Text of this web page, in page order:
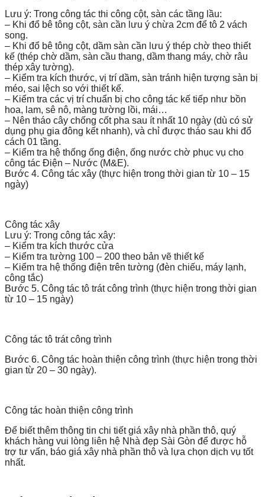
Lưu ý: Trong công tác thi công cột, sàn các tầng lầu:
– Khi đổ bê tông cột, sàn cần lưu ý chừa 2cm để tô 2 vách
song.
– Khi đổ bê tông cột, dầm sàn cần lưu ý thép chờ theo thiết
kế (thép chờ dầm, sàn cầu thang, dầm thang máy, chờ râu
thép xây tường).
– Kiểm tra kích thước, vị trí dầm, sàn tránh hiện tượng sàn bị
méo, sai lệch so với thiết kế.
– Kiểm tra các vị trí chuẩn bị cho công tác kế tiếp như bồn
hoa, lam, sê nô, màng tường lồi, mái…
– Nên tháo cây chống cốt pha sau ít nhất 10 ngày (dù có sử
dụng phụ gia đông kết nhanh), và chỉ được tháo sau khi đổ
cách 01 tầng.
– Kiểm tra hệ thống ống điện, ống nước chờ phục vụ cho
công tác Điện – Nước (M&E).
Bước 4. Công tác xây (thực hiện trong thời gian từ 10 – 15
ngày)
Công tác xây
Lưu ý: Trong công tác xây:
– Kiểm tra kích thước cửa
– Kiểm tra tường 100 – 200 theo bản vẽ thiết kế
– Kiểm tra hệ thống điện trên tường (đèn chiếu, máy lạnh,
công tắc)
Bước 5. Công tác tô trát công trình (thực hiện trong thời gian
từ 10 – 15 ngày)
Công tác tô trát công trình
Bước 6. Công tác hoàn thiện công trình (thực hiện trong thời
gian từ 20 – 30 ngày).
Công tác hoàn thiện công trình
Để biết thêm thông tin chi tiết giá xây nhà phần thô, quý
khách hàng vui lòng liên hệ Nhà đẹp Sài Gòn để được hỗ
trợ tư vấn, báo giá xây nhà phần thô và lựa chọn dịch vụ tốt
nhất.